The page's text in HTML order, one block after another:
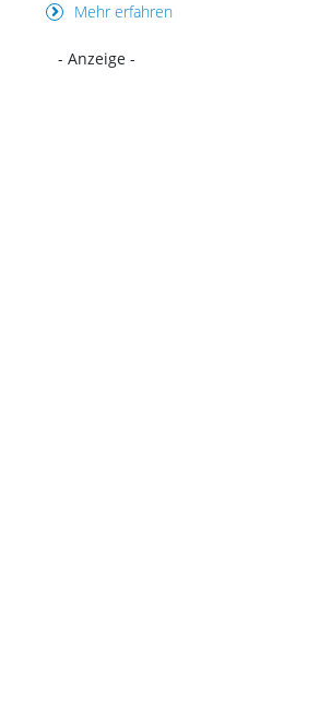
Mehr erfahren
- Anzeige -